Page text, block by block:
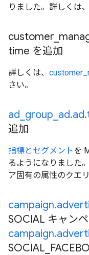
りました。詳しくは、
customer
time を追加
詳しくは、
さい。
ad group ad.ad.
追加
指標とセグメントを
るようになりました
ア固有の属性のクエ
campaign.
SOCIAL キャン
campaign.
SOCIAL